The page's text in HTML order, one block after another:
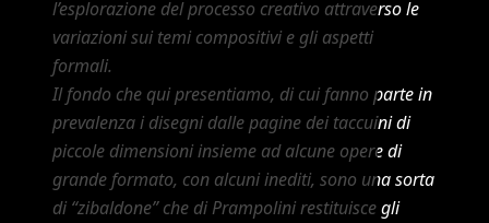
l’esplorazione del processo creativo attraverso le
variazioni sui temi compositivi e gli aspetti
formali.
Il fondo che qui presentiamo, di cui fanno parte in
prevalenza i disegni dalle pagine dei taccuini di
piccole dimensioni insieme ad alcune opere di
grande formato, con alcuni inediti, sono una sorta
di “zibaldone” che di Prampolini restituisce gli